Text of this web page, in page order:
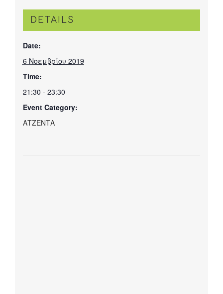
DETAILS
Date:
6 Νοεμβρίου 2019
Time:
21:30 - 23:30
Event Category:
ΑΤΖΕΝΤΑ